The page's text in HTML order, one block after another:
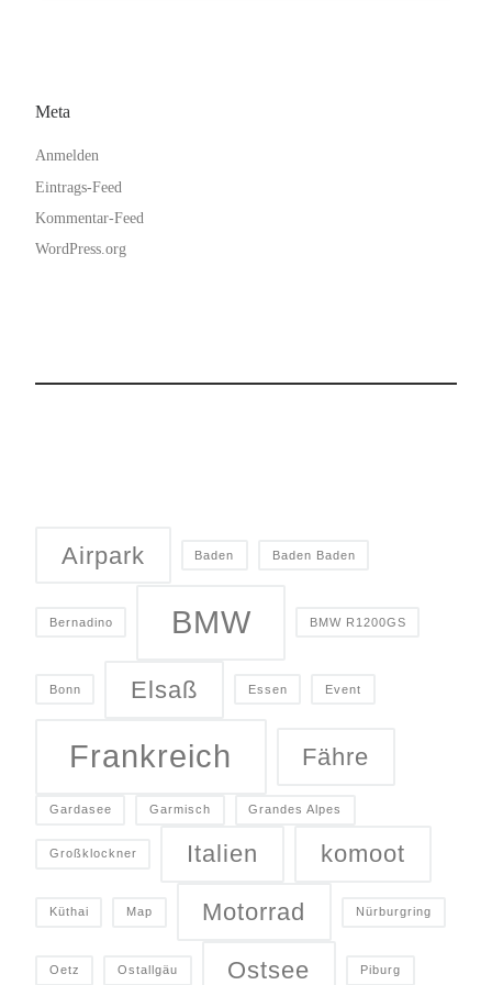
Meta
Anmelden
Eintrags-Feed
Kommentar-Feed
WordPress.org
Airpark Baden Baden Baden
Bernadino BMW BMW R1200GS
Bonn Elsaß Essen Event
Frankreich Fähre
Gardasee Garmisch Grandes Alpes
Großklockner Italien komoot
Küthai Map Motorrad Nürburgring
Oetz Ostallgäu Ostsee Piburg